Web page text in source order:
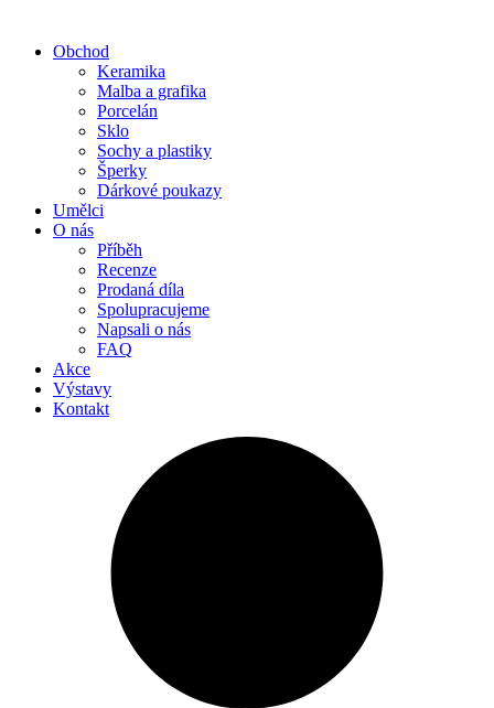
Obchod
Keramika
Malba a grafika
Porcelán
Sklo
Sochy a plastiky
Šperky
Dárkové poukazy
Umělci
O nás
Příběh
Recenze
Prodaná díla
Spolupracujeme
Napsali o nás
FAQ
Akce
Výstavy
Kontakt